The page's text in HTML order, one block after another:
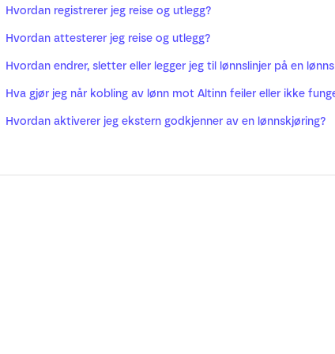
Hvordan registrerer jeg reise og utlegg?
Hvordan attesterer jeg reise og utlegg?
Hvordan endrer, sletter eller legger jeg til lønnslinjer på en
Hva gjør jeg når kobling av lønn mot Altinn feiler eller ikke
Hvordan aktiverer jeg ekstern godkjenner av en lønnskjøring?